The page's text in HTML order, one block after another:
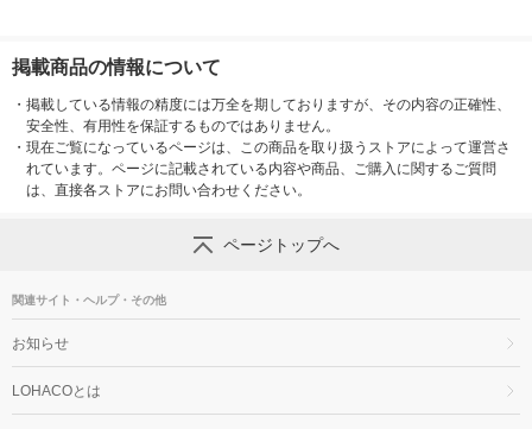
掲載商品の情報について
・ 掲載している情報の精度には万全を期しておりますが、その内容の正確性、
安全性、有用性を保証するものではありません。
・ 現在ご覧になっているページは、この商品を取り扱うストアによって運営さ
れています。ページに記載されている内容や商品、ご購入に関するご質問
は、直接各ストアにお問い合わせください。
ページトップへ
関連サイト・ヘルプ・その他
お知らせ
LOHACOとは